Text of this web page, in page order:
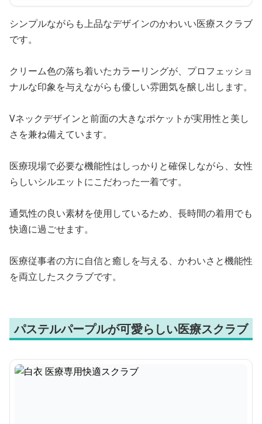
シンプルながらも上品なデザインのかわいい医療スクラブ
です。
クリーム色の落ち着いたカラーリングが、プロフェッショ
ナルな印象を与えながらも優しい雰囲気を醸し出します。
Vネックデザインと前面の大きなポケットが実用性と美し
さを兼ね備えています。
医療現場で必要な機能性はしっかりと確保しながら、女性
らしいシルエットにこだわった一着です。
通気性の良い素材を使用しているため、長時間の着用でも
快適に過ごせます。
医療従事者の方に自信と癒しを与える、かわいさと機能性
を両立したスクラブです。
パステルパープルが可愛らしい医療スクラブ